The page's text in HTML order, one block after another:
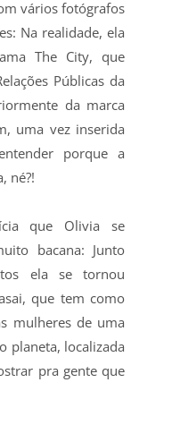
vários fotógrafos
Na realidade, ela
The City, que
Públicas da
da marca
uma vez inserida
porque a
né?!
que Olivia se
bacana: Junto
ela se tornou
que tem como
mulheres de uma
planeta, localizada
pra gente que